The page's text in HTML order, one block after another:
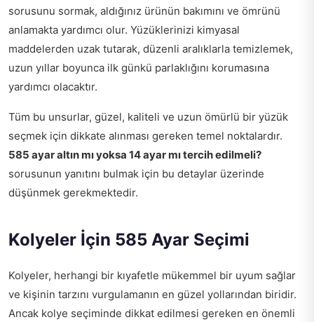
sorusunu sormak, aldığınız ürünün bakımını ve ömrünü
anlamakta yardımcı olur. Yüzüklerinizi kimyasal
maddelerden uzak tutarak, düzenli aralıklarla temizlemek,
uzun yıllar boyunca ilk günkü parlaklığını korumasına
yardımcı olacaktır.
Tüm bu unsurlar, güzel, kaliteli ve uzun ömürlü bir yüzük
seçmek için dikkate alınması gereken temel noktalardır.
585 ayar altın mı yoksa 14 ayar mı tercih edilmeli?
sorusunun yanıtını bulmak için bu detaylar üzerinde
düşünmek gerekmektedir.
Kolyeler İçin 585 Ayar Seçimi
Kolyeler, herhangi bir kıyafetle mükemmel bir uyum sağlar
ve kişinin tarzını vurgulamanın en güzel yollarından biridir.
Ancak kolye seçiminde dikkat edilmesi gereken en önemli